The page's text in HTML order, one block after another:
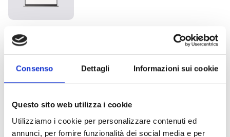
Consenso Dettagli Informazioni sui cookie
Questo sito web utilizza i cookie
Utilizziamo i cookie per personalizzare contenuti ed
annunci, per fornire funzionalità dei social media e per
FireVibes/ESTUDIO